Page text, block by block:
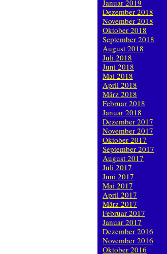
Januar 2019
Dezember 2018
November 2018
Oktober 2018
September 2018
August 2018
Juli 2018
Juni 2018
Mai 2018
April 2018
März 2018
Februar 2018
Januar 2018
Dezember 2017
November 2017
Oktober 2017
September 2017
August 2017
Juli 2017
Juni 2017
Mai 2017
April 2017
März 2017
Februar 2017
Januar 2017
Dezember 2016
November 2016
Oktober 2016